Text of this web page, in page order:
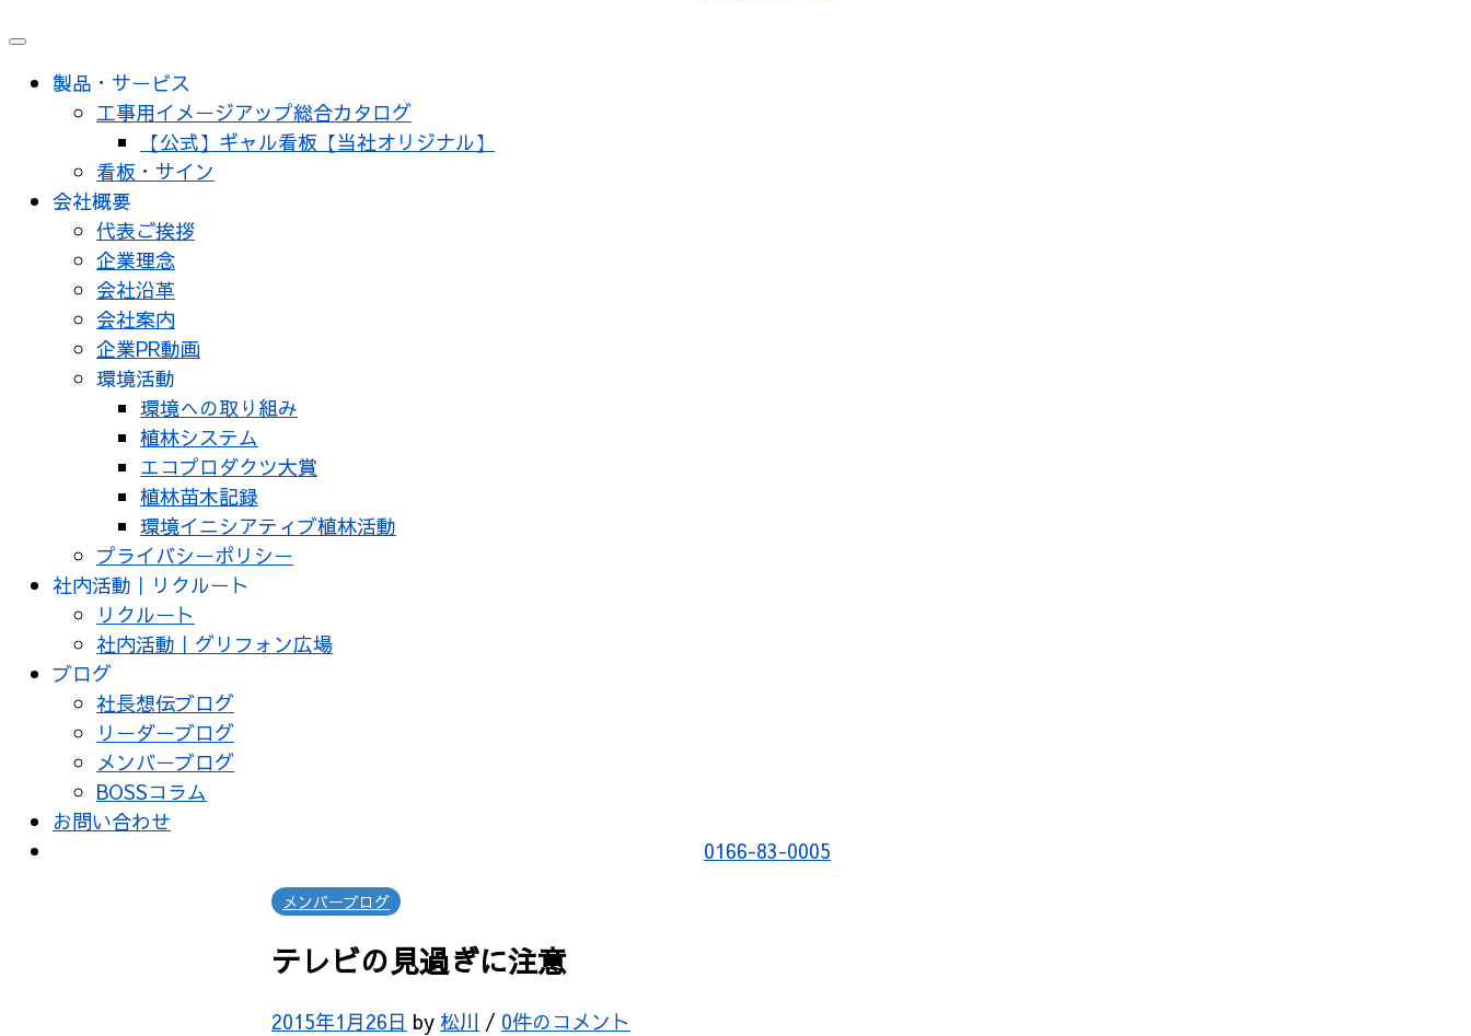
メ
製品・サービス
工事用イメージアップ総合カタログ
【公式】ギャル看板【当社オリジナル】
看板・サイン
会社概要
代表ご挨拶
企業理念
会社沿革
会社案内
企業PR動画
環境活動
環境への取り組み
植林システム
エコプロダクツ大賞
植林苗木記録
環境イニシアティブ植林活動
プライバシーポリシー
社内活動｜リクルート
リクルート
社内活動｜グリフォン広場
ブログ
社長想伝ブログ
リーダーブログ
メンバーブログ
BOSSコラム
お問い合わせ
0166-83-0005
メンバーブログ
テレビの見過ぎに注意
2015年1月26日 by 松川 / 0件のコメント